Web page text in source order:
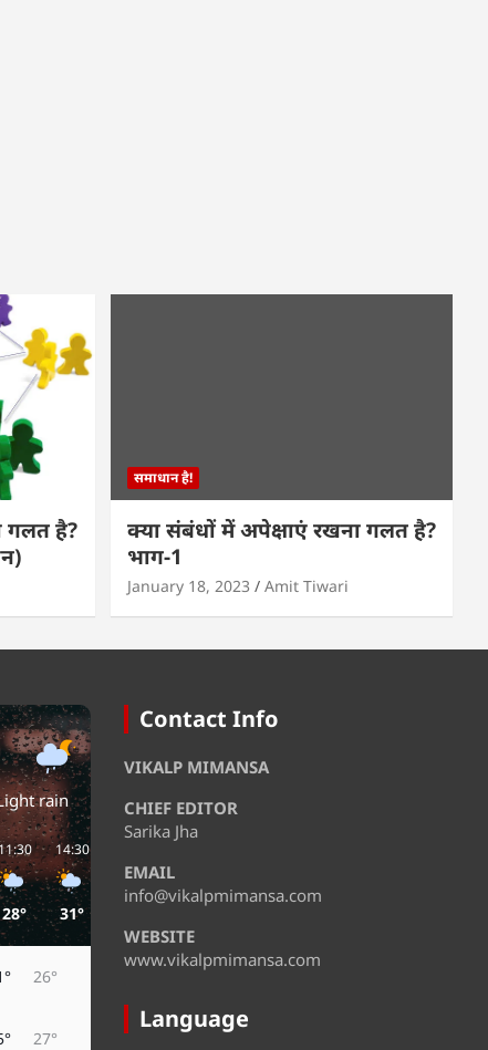
गलत है?
समाधान है!
क्या संबंधों में अपेक्षाएं रखना गलत है?
भाग-1
January 18, 2023 Amit Tiwari
rain
11:30
28°
14:30
31°
26°
27°
Contact Info
VIKALP MIMANSA
CHIEF EDITOR
Sarika Jha
EMAIL
info@vikalpmimansa.com
WEBSITE
www.vikalpmimansa.com
Language